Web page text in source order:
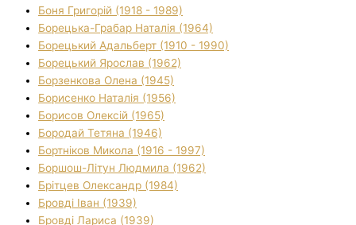
Боня Григорій (1918 - 1989)
Борецька-Грабар Наталія (1964)
Борецький Адальберт (1910 - 1990)
Борецький Ярослав (1962)
Борзенкова Олена (1945)
Борисенко Наталія (1956)
Борисов Олексій (1965)
Бородай Тетяна (1946)
Бортніков Микола (1916 - 1997)
Боршош-Літун Людмила (1962)
Брітцев Олександр (1984)
Бровді Іван (1939)
Бровді Лариса (1939)